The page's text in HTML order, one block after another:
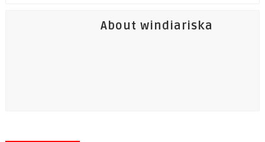
About windiariska